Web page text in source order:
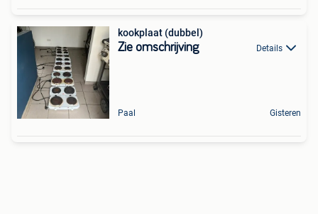
kookplaat (dubbel)
Zie omschrijving Details
Paal Gisteren